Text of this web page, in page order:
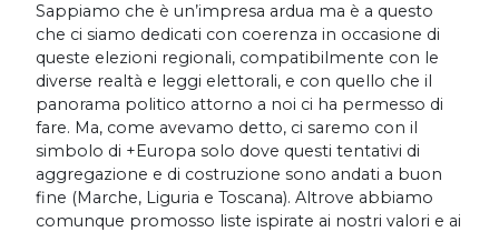
Sappiamo che è un’impresa ardua ma è a questo
che ci siamo dedicati con coerenza in occasione di
queste elezioni regionali, compatibilmente con le
diverse realtà e leggi elettorali, e con quello che il
panorama politico attorno a noi ci ha permesso di
fare. Ma, come avevamo detto, ci saremo con il
simbolo di +Europa solo dove questi tentativi di
aggregazione e di costruzione sono andati a buon
fine (Marche, Liguria e Toscana). Altrove abbiamo
comunque promosso liste ispirate ai nostri valori e ai